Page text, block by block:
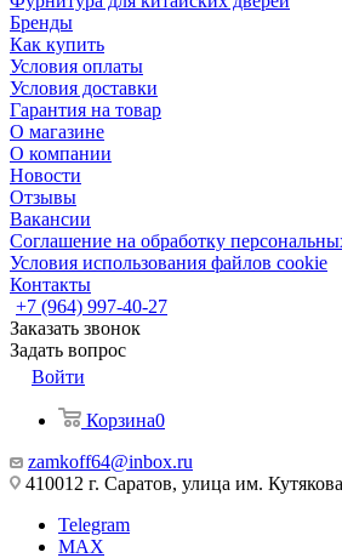
Бренды
Как купить
Условия оплаты
Условия доставки
Гарантия на товар
О магазине
О компании
Новости
Отзывы
Вакансии
Соглашение на обработку
Условия использования файлов cookie
Контакты
+7 (964) 997-40-27
Заказать звонок
Задать вопрос
Войти
Корзина0
zamkoff64@inbox.ru
410012 г. Саратов, улица им.
Telegram
MAX